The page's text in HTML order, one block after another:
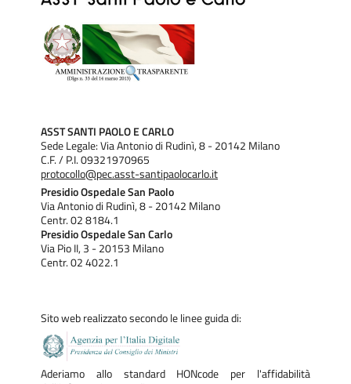
ASST SANTI PAOLO E CARLO
Sede Legale: Via Antonio di Rudinì, 8 - 20142 Milano
C.F. / P.I. 09321970965
protocollo@pec.asst-santipaolocarlo.it
Presidio Ospedale San Paolo
Via Antonio di Rudinì, 8 - 20142 Milano
Centr. 02 8184.1
Presidio Ospedale San Carlo
Via Pio II, 3 - 20153 Milano
Centr. 02 4022.1
Sito web realizzato secondo le linee guida di:
Aderiamo allo standard HONcode per l'affidabilità